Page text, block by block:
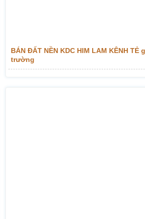
BÁN ĐẤT NỀN KDC HIM LAM KÊNH TẺ
trường